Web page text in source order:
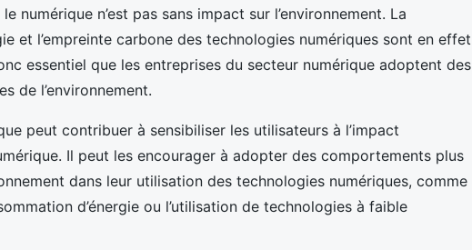
numérique n’est pas sans impact sur l’environnement. La
et l’empreinte carbone des technologies numériques sont en effet
essentiel que les entreprises du secteur numérique adoptent des
de l’environnement.
peut contribuer à sensibiliser les utilisateurs à l’impact
Il peut les encourager à adopter des comportements plus
dans leur utilisation des technologies numériques, comme
d’énergie ou l’utilisation de technologies à faible